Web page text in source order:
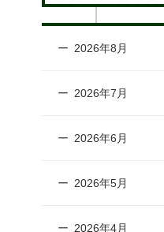
2026年8月
2026年7月
2026年6月
2026年5月
2026年4月